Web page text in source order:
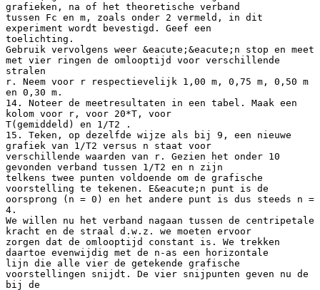
grafieken, na of het theoretische verband
tussen Fc en m, zoals onder 2 vermeld, in dit
experiment wordt bevestigd. Geef een
toelichting.
Gebruik vervolgens weer &eacute;&eacute;n stop en meet
met vier ringen de omlooptijd voor verschillende
stralen
r. Neem voor r respectievelijk 1,00 m, 0,75 m, 0,50 m
en 0,30 m.
14. Noteer de meetresultaten in een tabel. Maak een
kolom voor r, voor 20*T, voor
T(gemiddeld) en 1/T2 .
15. Teken, op dezelfde wijze als bij 9, een nieuwe
grafiek van 1/T2 versus n staat voor
verschillende waarden van r. Gezien het onder 10
gevonden verband tussen 1/T2 en n zijn
telkens twee punten voldoende om de grafische
voorstelling te tekenen. E&eacute;n punt is de
oorsprong (n = 0) en het andere punt is dus steeds n =
4.
We willen nu het verband nagaan tussen de centripetale
kracht en de straal d.w.z. we moeten ervoor
zorgen dat de omlooptijd constant is. We trekken
daartoe evenwijdig met de n-as een horizontale
lijn die alle vier de getekende grafische
voorstellingen snijdt. De vier snijpunten geven nu de
bij de